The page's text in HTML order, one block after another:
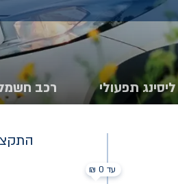
ליסינג תפעולי רכב
עד 0 ₪